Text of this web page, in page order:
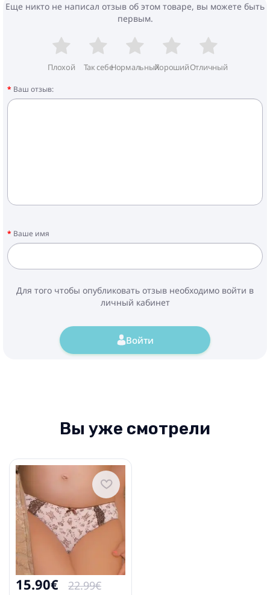
Еще никто не написал отзыв об этом товаре, вы можете быть
первым.
Плохой Так себеНормальныйХорошийОтличный
Ваш отзыв:
Ваше имя
Для того чтобы опубликовать отзыв необходимо войти в
личный кабинет
Войти
Вы уже смотрели
15.90€ 22.99€